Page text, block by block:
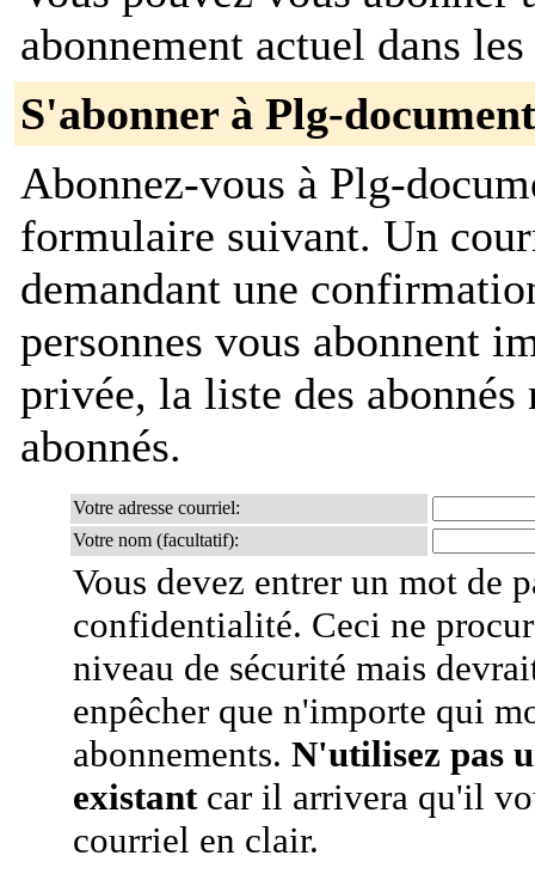
abonnement actuel dans
S'abonner à Plg-
Abonnez-vous à Plg-
formulaire suivant. Un
demandant une
personnes vous abonnent
privée, la liste des
abonnés.
Votre adresse courriel:
Votre nom (facultatif):
Vous devez entrer un mot de
confidentialité. Ceci ne
niveau de sécurité mais
enpêcher que n'importe qui
abonnements. N'utilisez pas
existantcar il arrivera qu'il
courriel en clair.